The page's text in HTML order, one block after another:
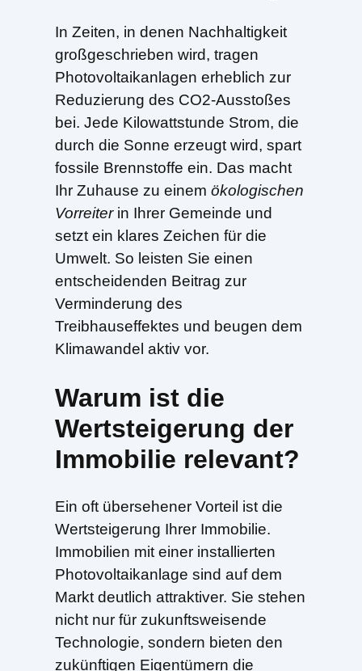
In Zeiten, in denen Nachhaltigkeit
großgeschrieben wird, tragen
Photovoltaikanlagen erheblich zur
Reduzierung des CO2-Ausstoßes
bei. Jede Kilowattstunde Strom, die
durch die Sonne erzeugt wird, spart
fossile Brennstoffe ein. Das macht
Ihr Zuhause zu einem ökologischen
Vorreiterin Ihrer Gemeinde und
setzt ein klares Zeichen für die
Umwelt. So leisten Sie einen
entscheidenden Beitrag zur
Verminderung des
Treibhauseffektes und beugen dem
Klimawandel aktiv vor.
Warum ist die
Wertsteigerung der
Immobilie relevant?
Ein oft übersehener Vorteil ist die
Wertsteigerung Ihrer Immobilie.
Immobilien mit einer installierten
Photovoltaikanlage sind auf dem
Markt deutlich attraktiver. Sie stehen
nicht nur für zukunftsweisende
Technologie, sondern bieten den
zukünftigen Eigentümern die